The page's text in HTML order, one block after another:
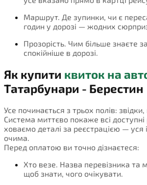
Маршрут. Де зупинки, чи є
годин у дорозі — жодних
Прозорість. Чим більше знаєте
спокійніше в дорозі.
Як купити квиток на
Татарбунари - Берестин
Усе починається з трьох полів: звідки,
Система миттєво покаже всі
ховаємо деталі за реєстрацією — уся
очима.
Перед оплатою ви точно дізнаєтеся:
Хто везе. Назва перевізника та
щоб знати, чого очікувати.